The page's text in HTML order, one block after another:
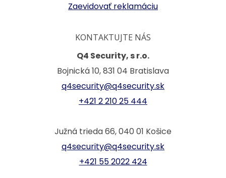
Zaevidovať reklamáciu
KONTAKTUJTE NÁS
Q4 Security, s r.o.
Bojnická 10, 831 04 Bratislava
q4security@q4security.sk
+421 2 210 25 444
Južná trieda 66, 040 01 Košice
q4security@q4security.sk
+421 55 2022 424